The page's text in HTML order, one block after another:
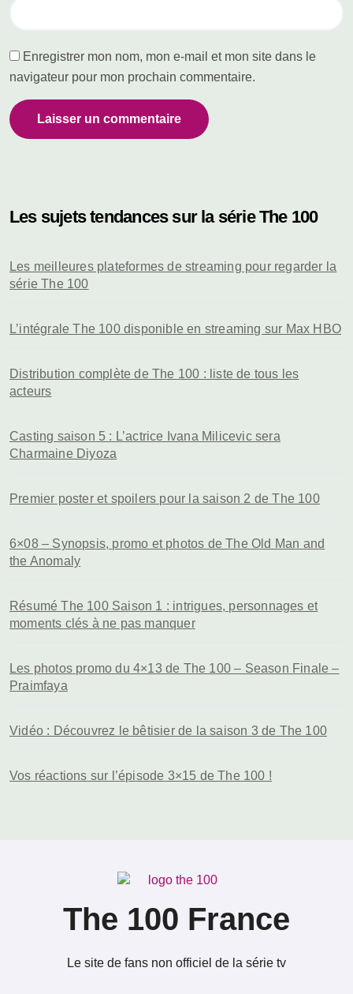
Enregistrer mon nom, mon e-mail et mon site dans le
navigateur pour mon prochain commentaire.
Les sujets tendances sur la série The 100
Les meilleures plateformes de streaming pour regarder la
série The 100
L’intégrale The 100 disponible en streaming sur Max HBO
Distribution complète de The 100 : liste de tous les
acteurs
Casting saison 5 : L’actrice Ivana Milicevic sera
Charmaine Diyoza
Premier poster et spoilers pour la saison 2 de The 100
6×08 – Synopsis, promo et photos de The Old Man and
the Anomaly
Résumé The 100 Saison 1 : intrigues, personnages et
moments clés à ne pas manquer
Les photos promo du 4×13 de The 100 – Season Finale –
Praimfaya
Vidéo : Découvrez le bêtisier de la saison 3 de The 100
Vos réactions sur l’épisode 3×15 de The 100 !
The 100 France
Le site de fans non officiel de la série tv